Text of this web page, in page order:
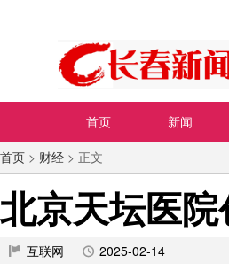
首页 新闻
首页 > 财经 > 正文
北京天坛医
互联网 2025-02-14